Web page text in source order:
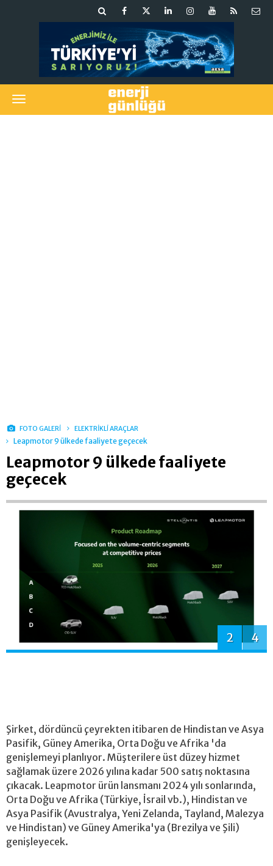
FOTO GALERİ ELEKTRİKLİ ARAÇLAR
Leapmotor 9 ülkede faaliyete geçecek
Leapmotor 9 ülkede faaliyete
geçecek
2 4
Şirket, dördüncü çeyrekten itibaren de Hindistan ve Asya
Pasifik, Güney Amerika, Orta Doğu ve Afrika 'da
genişlemeyi planlıyor. Müşterilere üst düzey hizmet
sağlamak üzere 2026 yılına kadar 500 satış noktasına
çıkacak. Leapmotor ürün lansmanı 2024 yılı sonlarında,
Orta Doğu ve Afrika (Türkiye, İsrail vb.), Hindistan ve
Asya Pasifik (Avustralya, Yeni Zelanda, Tayland, Malezya
ve Hindistan) ve Güney Amerika'ya (Brezilya ve Şili)
genişleyecek.